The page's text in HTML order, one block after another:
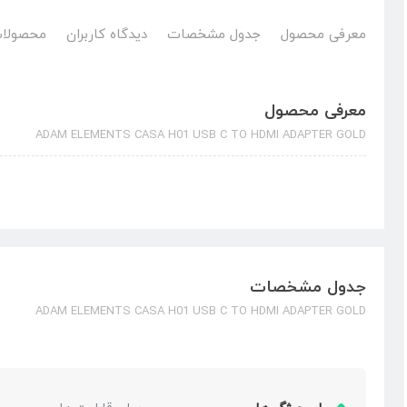
معرفی محصول جدول مشخصات دیدگاه کاربران
معرفی محصول
ADAM ELEMENTS CASA H01 USB C TO HDMI ADAPTER GOLD
جدول مشخصات
ADAM ELEMENTS CASA H01 USB C TO HDMI ADAPTER GOLD